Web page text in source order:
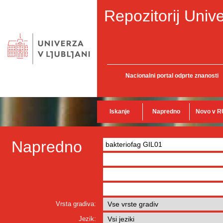
Repozitorij
Nacionalni portal odprte znanosti
Iskanje Napredno Novo v
Napredno
Vrsta gradiva:
Jezik: